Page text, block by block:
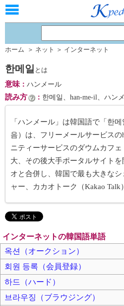
ホーム ＞ ネット ＞ インターネット
한메일 とは
意味： ハンメール
読み方 ： 한메일、han-me-il、ハン
「ハンメール」は韓国語で「한
음）は、フリーメールサービスの
ニティーサービスのダウムカフ
大、その後大手ポータルサイト
オと合併し、韓国で最も大きな
ャー、カカオトーク（Kakao Talk
インターネットの韓国語単語
옥션（オークション）
회원 등록（会員登録）
하드（ハード）
브라우징（ブラウジング）